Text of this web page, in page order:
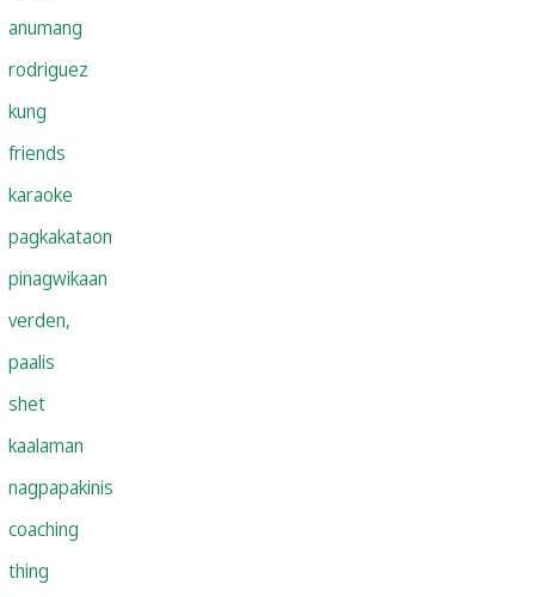
anumang
rodriguez
kung
friends
karaoke
pagkakataon
pinagwikaan
verden,
paalis
shet
kaalaman
nagpapakinis
coaching
thing